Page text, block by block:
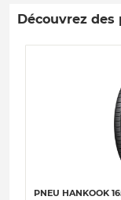
Découvrez
PNEU HANKOOK